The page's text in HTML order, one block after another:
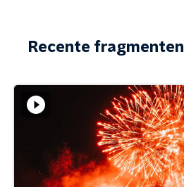
Recente fragmenten